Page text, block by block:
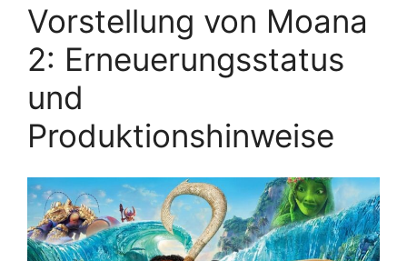
Vorstellung von Moana
2: Erneuerungsstatus
und
Produktionshinweise